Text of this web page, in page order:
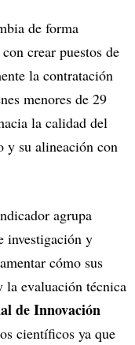
de forma
crear puestos de
la contratación
menores de 29
la calidad del
y su alineación con
agrupa
investigación y
cómo sus
la evaluación técnica
de Innovación
científicos ya que